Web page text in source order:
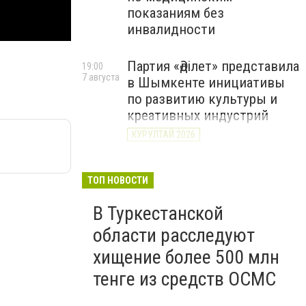
показаниям без
инвалидности
Партия «Әділет» представила
в Шымкенте инициативы
по развитию культуры и
креативных индустрий
КУРУЛТАЙ 2026
19:00
7 августа
продолжает семейную
четвертом поколении
ВИДЕО
7 августа
ТОП НОВОСТИ
В Туркестанской
области расследуют
хищение более 500 млн
тенге из средств ОСМС